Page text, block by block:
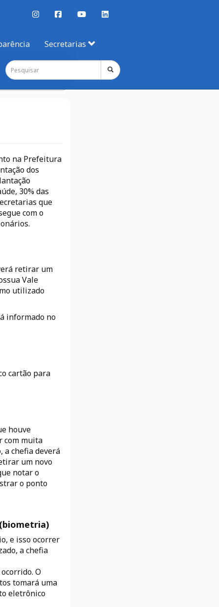
Secretarias
na Prefeitura
dos
30% das
que
com o
retirar um
Vale
utilizado
informado no
cartão para
houve
com muita
a chefia deverá
um novo
notar o
o ponto
e isso ocorrer
a chefia
O
tomará uma
eletrônico